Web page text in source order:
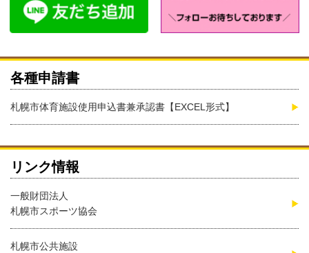
各種申請書
札幌市体育施設使用申込書兼承認書【EXCEL形式】
リンク情報
一般財団法人
札幌市スポーツ協会
札幌市公共施設